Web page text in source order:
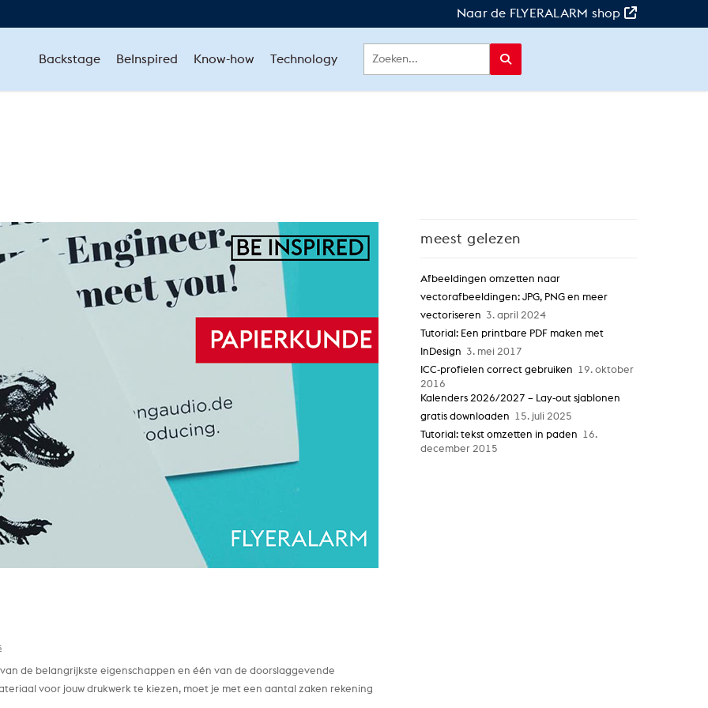
Naar de FLYERALARM shop
Backstage BeInspired Know-how Technology
de belangrijkste eigenschappen en één van de doorslaggevende
voor jouw drukwerk te kiezen, moet je met een aantal zaken rekening
meest gelezen
Afbeeldingen omzetten naar
vectorafbeeldingen: JPG, PNG en meer
vectoriseren
3. april 2024
Tutorial: Een printbare PDF maken met
InDesign
3. mei 2017
ICC-profielen correct gebruiken
19. oktober
2016
Kalenders 2026/2027 – Lay-out sjablonen
gratis downloaden
15. juli 2025
Tutorial: tekst omzetten in paden
16.
december 2015